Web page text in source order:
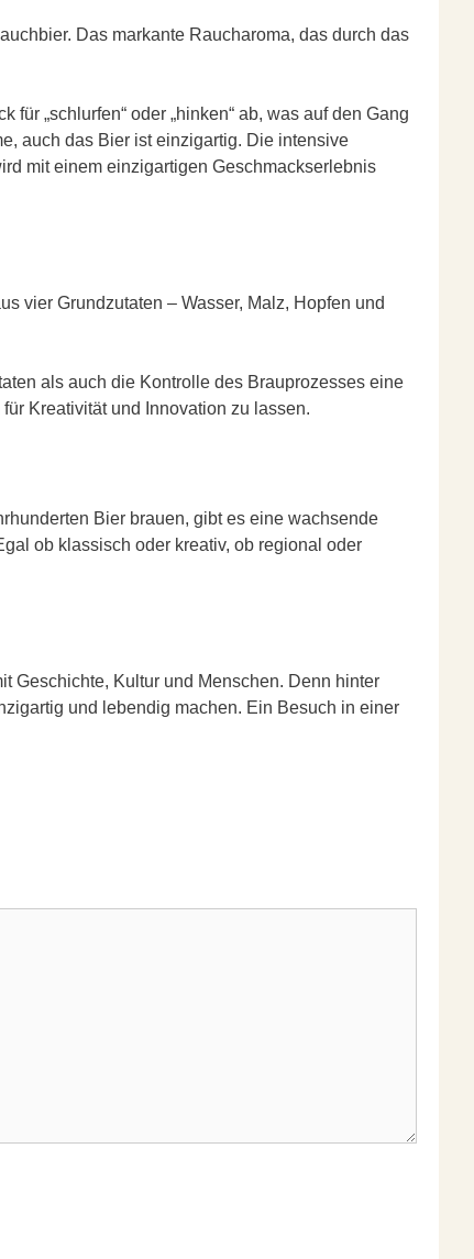
Das markante Raucharoma, das durch das
„schlurfen“ oder „hinken“ ab, was auf den Gang
auch das Bier ist einzigartig. Die intensive
mit einem einzigartigen Geschmackserlebnis
vier Grundzutaten – Wasser, Malz, Hopfen und
als auch die Kontrolle des Brauprozesses eine
Kreativität und Innovation zu lassen.
Bier brauen, gibt es eine wachsende
ob klassisch oder kreativ, ob regional oder
Geschichte, Kultur und Menschen. Denn hinter
und lebendig machen. Ein Besuch in einer